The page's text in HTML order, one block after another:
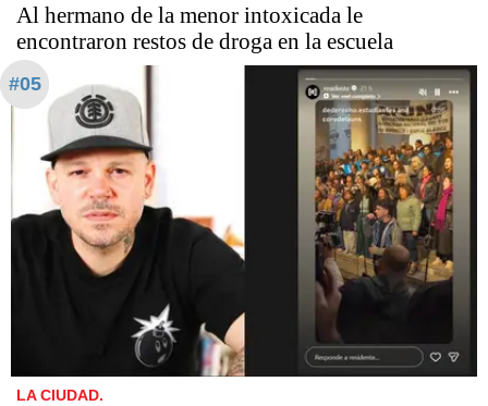
Al hermano de la menor intoxicada le
encontraron restos de droga en la escuela
#05
LA CIUDAD.